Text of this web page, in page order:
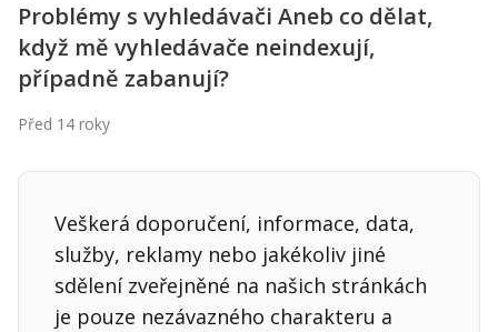
Přihlášení
Kontakt
Obchodní podmínky
Problémy s vyhledávači Aneb co dělat,
když mě vyhledávače neindexují,
případně zabanují?
Před 14 roky
Veškerá doporučení, informace, data,
služby, reklamy nebo jakékoliv jiné
sdělení zveřejněné na našich stránkách
je pouze nezávazného charakteru a